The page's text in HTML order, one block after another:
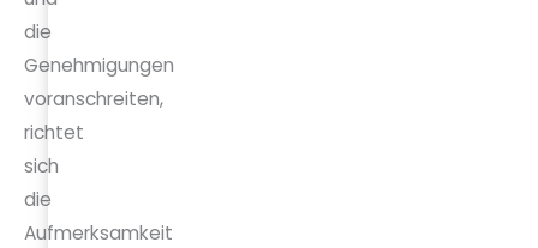
die
Genehmigungen
voranschreiten,
richtet
sich
die
Aufmerksamkeit